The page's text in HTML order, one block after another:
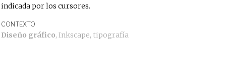
indicada por los cursores.
CONTEXTO
Diseño gráfico,Inkscape, tipografía